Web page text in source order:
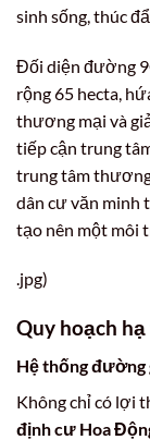
sinh sống, thúc
Đối diện đường
rộng 65 hecta,
thương mại và
tiếp cận trung
trung tâm thương
dân cư văn minh
tạo nên một môi
.jpg)
Quy hoạch
Hệ thống đường
Không chỉ có lợi
định cư Hoa